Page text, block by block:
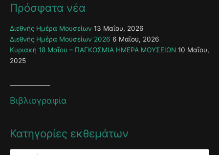
Πρόσφατα νέα
Διεθνής Ημέρα Μουσείων 13 Μαΐου, 2026
Διεθνής Ημέρα Μουσείων 2026 6 Μαΐου, 2026
Κυριακή 18 Μαΐου – ΠΑΓΚΟΣΜΙΑ ΗΜΕΡΑ ΜΟΥΣΕΙΩΝ 10 Μαΐου,
2025
Βιβλιογραφία
Κατηγορίες εκθεμάτων